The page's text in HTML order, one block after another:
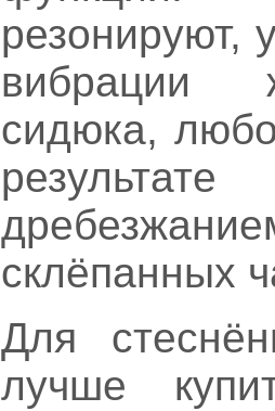
резонируют,
вибрации
сидюка,
склёпанных
Для
лучше